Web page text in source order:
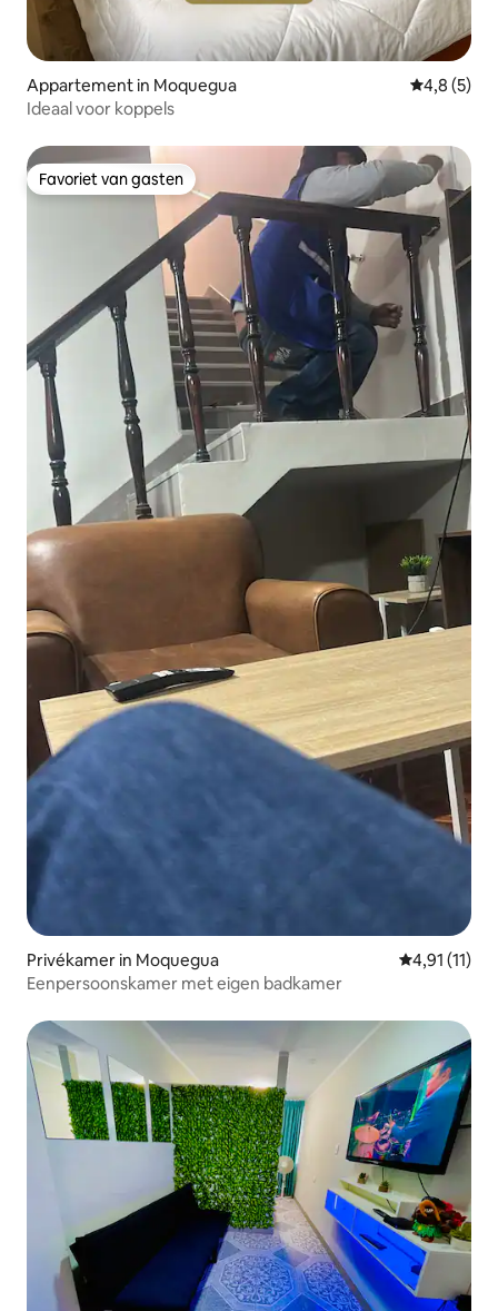
Appartement in Moquegua
4,8 (5)
Ideaal voor koppels
Favoriet van gasten
Favoriet van gasten
Privékamer in Moquegua Gemiddelde
4,91 (11)
Eenpersoonskamer met eigen badkamer